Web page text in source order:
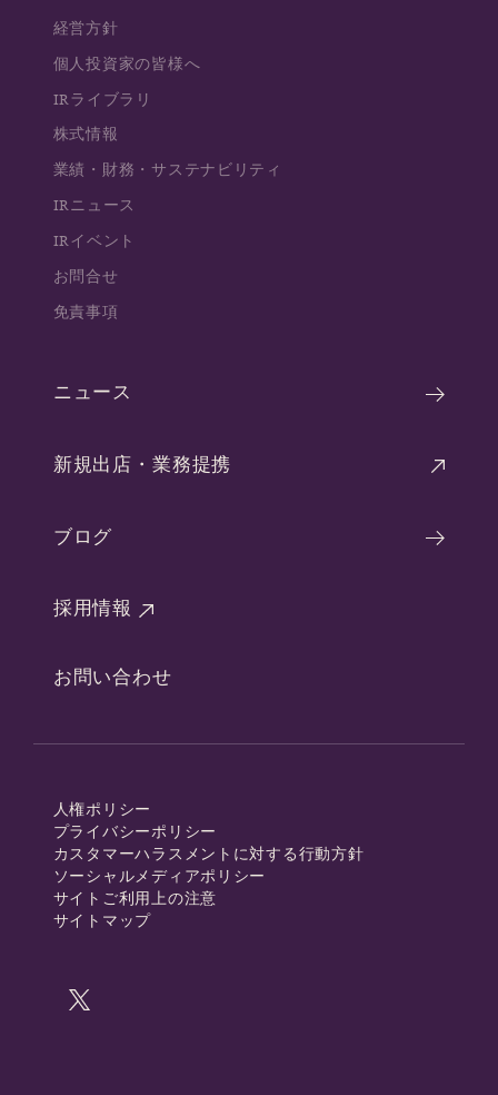
経営方針
個人投資家の皆様へ
IRライブラリ
株式情報
業績・財務・サステナビリティ
IRニュース
IRイベント
お問合せ
免責事項
ニュース
新規出店・業務提携
ブログ
採用情報
お問い合わせ
人権ポリシー
プライバシーポリシー
カスタマーハラスメントに対する行動方針
ソーシャルメディアポリシー
サイトご利用上の注意
サイトマップ